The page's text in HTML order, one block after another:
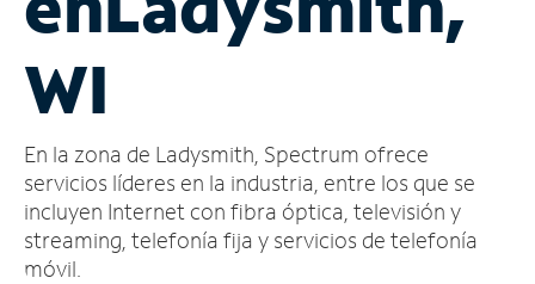
cuenta
Encuentra
tienda
WI
En la zona de Ladysmith, Spectrum ofrece
servicios líderes en la industria, entre los que se
incluyen Internet con fibra óptica, televisión y
streaming, telefonía fija y servicios de telefonía
móvil.